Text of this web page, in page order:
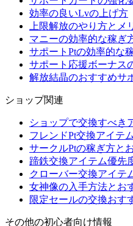
効率の良いLvの上げ方
上限解放のやり方とメ
マニーの効率的な稼ぎ
サポートPtの効率的な
サポート応援ボーナス
解放結晶のおすすめサ
ショップ関連
ショップで交換すべき
フレンドPt交換アイテ
サークルPtの稼ぎ方と
蹄鉄交換アイテム優先
クローバー交換アイテ
女神像の入手方法とお
限定セールの交換おす
その他の初心者向け情報